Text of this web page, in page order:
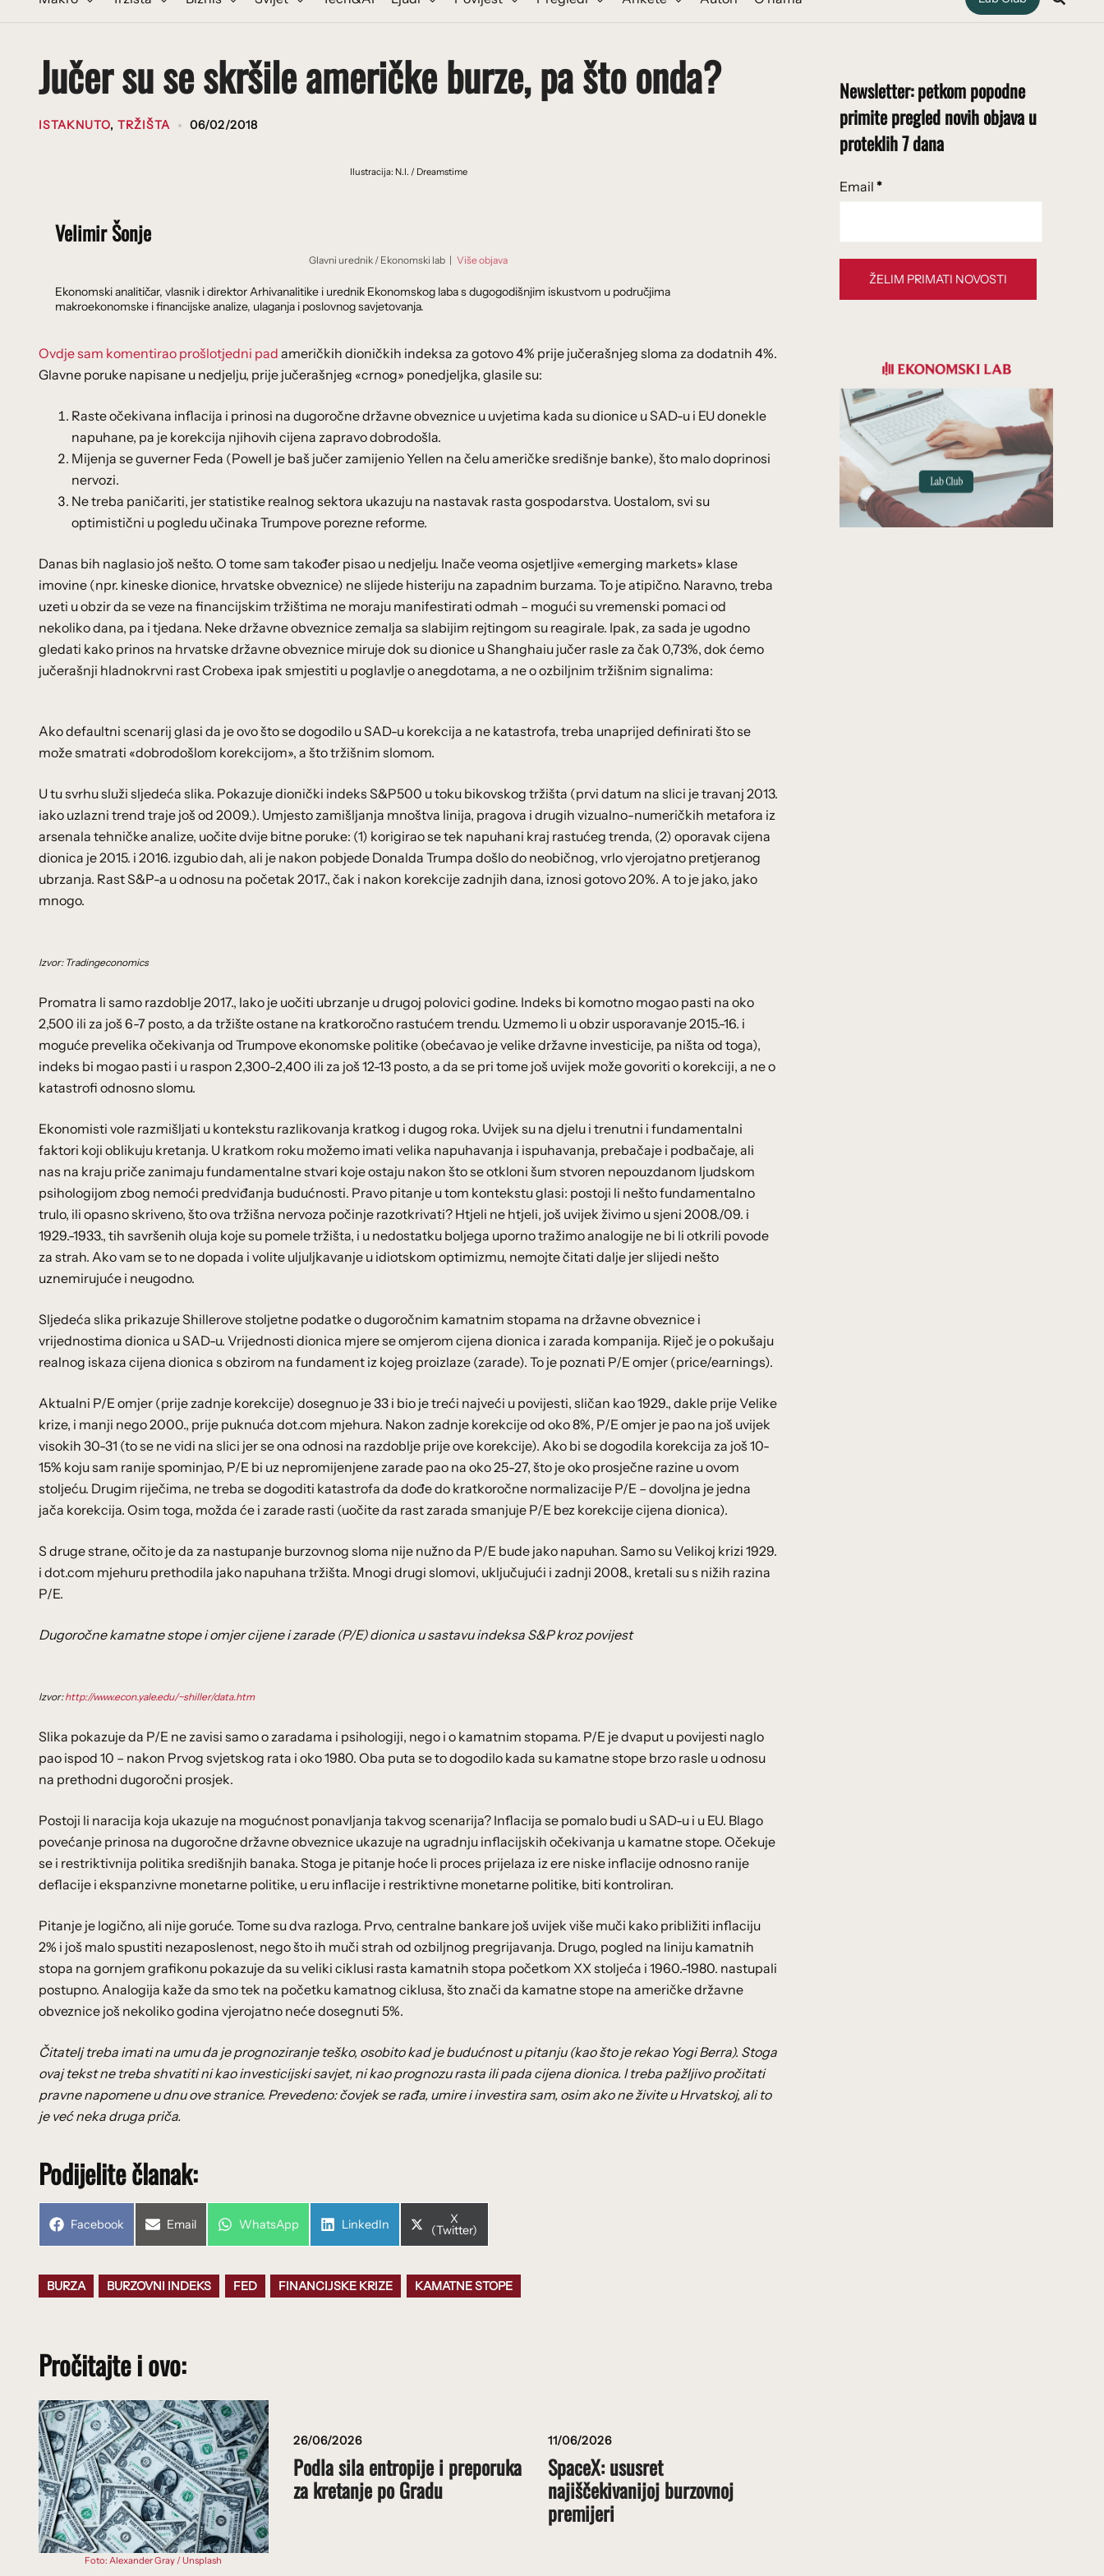
Jučer su se skršile američke burze, pa što onda?
ISTAKNUTO, TRŽIŠTA 06/02/2018
Ilustracija: N.I. / Dreamstime
Velimir Šonje
Glavni urednik / Ekonomski lab | Više objava
Ekonomski analitičar, vlasnik i direktor Arhivanalitike i urednik Ekonomskog laba s dugogodišnjim iskustvom u područjima
makroekonomske i financijske analize, ulaganja i poslovnog savjetovanja.
Ovdje sam komentirao prošlotjedni pad američkih dioničkih indeksa za gotovo 4% prije jučerašnjeg sloma za dodatnih 4%.
Glavne poruke napisane u nedjelju, prije jučerašnjeg «crnog» ponedjeljka, glasile su:
Raste očekivana inflacija i prinosi na dugoročne državne obveznice u uvjetima kada su dionice u SAD-u i EU donekle
napuhane, pa je korekcija njihovih cijena zapravo dobrodošla.
Mijenja se guverner Feda (Powell je baš jučer zamijenio Yellen na čelu američke središnje banke), što malo doprinosi
nervozi.
Ne treba paničariti, jer statistike realnog sektora ukazuju na nastavak rasta gospodarstva. Uostalom, svi su
optimistični u pogledu učinaka Trumpove porezne reforme.
Danas bih naglasio još nešto. O tome sam također pisao u nedjelju. Inače veoma osjetljive «emerging markets» klase
imovine (npr. kineske dionice, hrvatske obveznice) ne slijede histeriju na zapadnim burzama. To je atipično. Naravno, treba
uzeti u obzir da se veze na financijskim tržištima ne moraju manifestirati odmah – mogući su vremenski pomaci od
nekoliko dana, pa i tjedana. Neke državne obveznice zemalja sa slabijim rejtingom su reagirale. Ipak, za sada je ugodno
gledati kako prinos na hrvatske državne obveznice miruje dok su dionice u Shanghaiu jučer rasle za čak 0,73%, dok ćemo
jučerašnji hladnokrvni rast Crobexa ipak smjestiti u poglavlje o anegdotama, a ne o ozbiljnim tržišnim signalima:
Ako defaultni scenarij glasi da je ovo što se dogodilo u SAD-u korekcija a ne katastrofa, treba unaprijed definirati što se
može smatrati «dobrodošlom korekcijom», a što tržišnim slomom.
U tu svrhu služi sljedeća slika. Pokazuje dionički indeks S&P500 u toku bikovskog tržišta (prvi datum na slici je travanj 2013.
iako uzlazni trend traje još od 2009.). Umjesto zamišljanja mnoštva linija, pragova i drugih vizualno-numeričkih metafora iz
arsenala tehničke analize, uočite dvije bitne poruke: (1) korigirao se tek napuhani kraj rastućeg trenda, (2) oporavak cijena
dionica je 2015. i 2016. izgubio dah, ali je nakon pobjede Donalda Trumpa došlo do neobičnog, vrlo vjerojatno pretjeranog
ubrzanja. Rast S&P-a u odnosu na početak 2017., čak i nakon korekcije zadnjih dana, iznosi gotovo 20%. A to je jako, jako
mnogo.
Izvor: Tradingeconomics
Promatra li samo razdoblje 2017., lako je uočiti ubrzanje u drugoj polovici godine. Indeks bi komotno mogao pasti na oko
2,500 ili za još 6-7 posto, a da tržište ostane na kratkoročno rastućem trendu. Uzmemo li u obzir usporavanje 2015.-16. i
moguće prevelika očekivanja od Trumpove ekonomske politike (obećavao je velike državne investicije, pa ništa od toga),
indeks bi mogao pasti i u raspon 2,300-2,400 ili za još 12-13 posto, a da se pri tome još uvijek može govoriti o korekciji, a ne o
katastrofi odnosno slomu.
Ekonomisti vole razmišljati u kontekstu razlikovanja kratkog i dugog roka. Uvijek su na djelu i trenutni i fundamentalni
faktori koji oblikuju kretanja. U kratkom roku možemo imati velika napuhavanja i ispuhavanja, prebačaje i podbačaje, ali
nas na kraju priče zanimaju fundamentalne stvari koje ostaju nakon što se otkloni šum stvoren nepouzdanom ljudskom
psihologijom zbog nemoći predviđanja budućnosti. Pravo pitanje u tom kontekstu glasi: postoji li nešto fundamentalno
trulo, ili opasno skriveno, što ova tržišna nervoza počinje razotkrivati? Htjeli ne htjeli, još uvijek živimo u sjeni 2008./09. i
1929.-1933., tih savršenih oluja koje su pomele tržišta, i u nedostatku boljega uporno tražimo analogije ne bi li otkrili povode
za strah. Ako vam se to ne dopada i volite uljuljkavanje u idiotskom optimizmu, nemojte čitati dalje jer slijedi nešto
uznemirujuće i neugodno.
Sljedeća slika prikazuje Shillerove stoljetne podatke o dugoročnim kamatnim stopama na državne obveznice i
vrijednostima dionica u SAD-u. Vrijednosti dionica mjere se omjerom cijena dionica i zarada kompanija. Riječ je o pokušaju
realnog iskaza cijena dionica s obzirom na fundament iz kojeg proizlaze (zarade). To je poznati P/E omjer (price/earnings).
Aktualni P/E omjer (prije zadnje korekcije) dosegnuo je 33 i bio je treći najveći u povijesti, sličan kao 1929., dakle prije Velike
krize, i manji nego 2000., prije puknuća dot.com mjehura. Nakon zadnje korekcije od oko 8%, P/E omjer je pao na još uvijek
visokih 30-31 (to se ne vidi na slici jer se ona odnosi na razdoblje prije ove korekcije). Ako bi se dogodila korekcija za još 10-
15% koju sam ranije spominjao, P/E bi uz nepromijenjene zarade pao na oko 25-27, što je oko prosječne razine u ovom
stoljeću. Drugim riječima, ne treba se dogoditi katastrofa da dođe do kratkoročne normalizacije P/E – dovoljna je jedna
jača korekcija. Osim toga, možda će i zarade rasti (uočite da rast zarada smanjuje P/E bez korekcije cijena dionica).
S druge strane, očito je da za nastupanje burzovnog sloma nije nužno da P/E bude jako napuhan. Samo su Velikoj krizi 1929.
i dot.com mjehuru prethodila jako napuhana tržišta. Mnogi drugi slomovi, uključujući i zadnji 2008., kretali su s nižih razina
P/E.
Dugoročne kamatne stope i omjer cijene i zarade (P/E) dionica u sastavu indeksa S&P kroz povijest
Izvor:http://www.econ.yale.edu/~shiller/data.htm
Slika pokazuje da P/E ne zavisi samo o zaradama i psihologiji, nego i o kamatnim stopama. P/E je dvaput u povijesti naglo
pao ispod 10 – nakon Prvog svjetskog rata i oko 1980. Oba puta se to dogodilo kada su kamatne stope brzo rasle u odnosu
na prethodni dugoročni prosjek.
Postoji li naracija koja ukazuje na mogućnost ponavljanja takvog scenarija? Inflacija se pomalo budi u SAD-u i u EU. Blago
povećanje prinosa na dugoročne državne obveznice ukazuje na ugradnju inflacijskih očekivanja u kamatne stope. Očekuje
se i restriktivnija politika središnjih banaka. Stoga je pitanje hoće li proces prijelaza iz ere niske inflacije odnosno ranije
deflacije i ekspanzivne monetarne politike, u eru inflacije i restriktivne monetarne politike, biti kontroliran.
Pitanje je logično, ali nije goruće. Tome su dva razloga. Prvo, centralne bankare još uvijek više muči kako približiti inflaciju
2% i još malo spustiti nezaposlenost, nego što ih muči strah od ozbiljnog pregrijavanja. Drugo, pogled na liniju kamatnih
stopa na gornjem grafikonu pokazuje da su veliki ciklusi rasta kamatnih stopa početkom XX stoljeća i 1960.-1980. nastupali
postupno. Analogija kaže da smo tek na početku kamatnog ciklusa, što znači da kamatne stope na američke državne
obveznice još nekoliko godina vjerojatno neće dosegnuti 5%.
Čitatelj treba imati na umu da je prognoziranje teško, osobito kad je budućnost u pitanju (kao što je rekao Yogi Berra). Stoga
ovaj tekst ne treba shvatiti ni kao investicijski savjet, ni kao prognozu rasta ili pada cijena dionica. I treba pažljivo pročitati
pravne napomene u dnu ove stranice. Prevedeno: čovjek se rađa, umire i investira sam, osim ako ne živite u Hrvatskoj, ali to
je već neka druga priča.
Podijelite članak:
Share
Facebook Share
Email Share
WhatsApp Share
LinkedIn Share
on
X
(Twitter)
BURZA BURZOVNI INDEKS FED FINANCIJSKE KRIZE KAMATNE STOPE
Pročitajte i ovo:
Foto: Alexander Gray / Unsplash
26/06/2026
Podla sila entropije i preporuka
za kretanje po Gradu
11/06/2026
SpaceX: ususret
najiščekivanijoj burzovnoj
premijeri
Newsletter: petkom popodne
primite pregled novih objava u
proteklih 7 dana
Email *